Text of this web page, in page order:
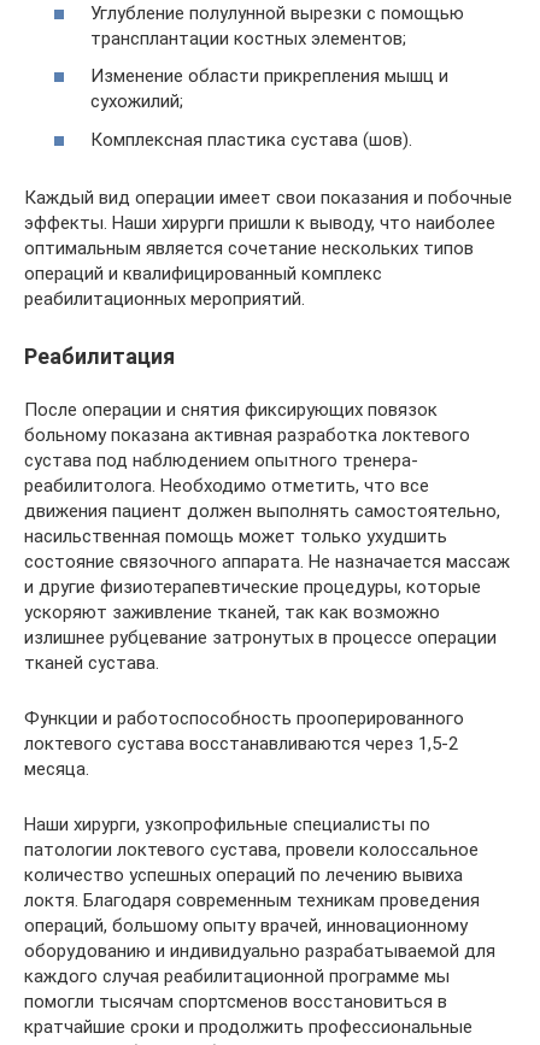
Углубление полулунной вырезки с помощью
трансплантации костных элементов;
Изменение области прикрепления мышц и
сухожилий;
Комплексная пластика сустава (шов).
Каждый вид операции имеет свои показания и побочные
эффекты. Наши хирурги пришли к выводу, что наиболее
оптимальным является сочетание нескольких типов
операций и квалифицированный комплекс
реабилитационных мероприятий.
Реабилитация
После операции и снятия фиксирующих повязок
больному показана активная разработка локтевого
сустава под наблюдением опытного тренера-
реабилитолога. Необходимо отметить, что все
движения пациент должен выполнять самостоятельно,
насильственная помощь может только ухудшить
состояние связочного аппарата. Не назначается массаж
и другие физиотерапевтические процедуры, которые
ускоряют заживление тканей, так как возможно
излишнее рубцевание затронутых в процессе операции
тканей сустава.
Функции и работоспособность прооперированного
локтевого сустава восстанавливаются через 1,5-2
месяца.
Наши хирурги, узкопрофильные специалисты по
патологии локтевого сустава, провели колоссальное
количество успешных операций по лечению вывиха
локтя. Благодаря современным техникам проведения
операций, большому опыту врачей, инновационному
оборудованию и индивидуально разрабатываемой для
каждого случая реабилитационной программе мы
помогли тысячам спортсменов восстановиться в
кратчайшие сроки и продолжить профессиональные